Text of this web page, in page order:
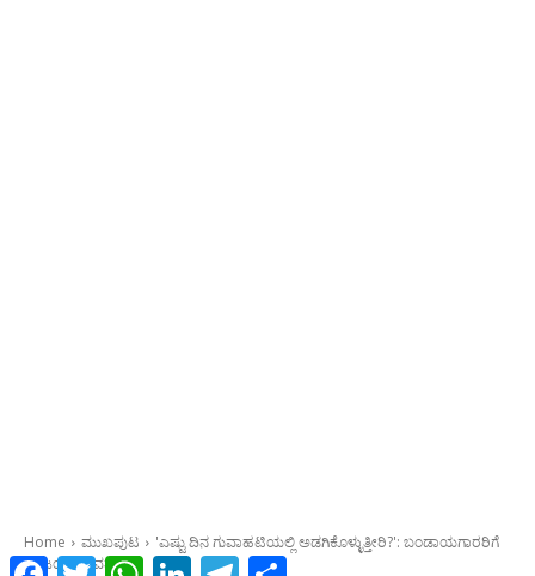
Facebook
Twitter WhatsAppLinkedInTelegram